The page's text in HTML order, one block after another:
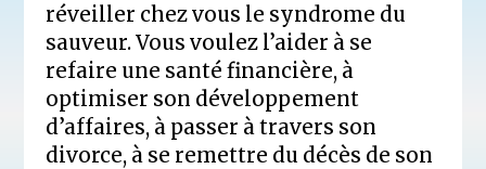
réveiller chez vous le syndrome du
sauveur. Vous voulez l’aider à se
refaire une santé financière, à
optimiser son développement
d’affaires, à passer à travers son
divorce, à se remettre du décès de son